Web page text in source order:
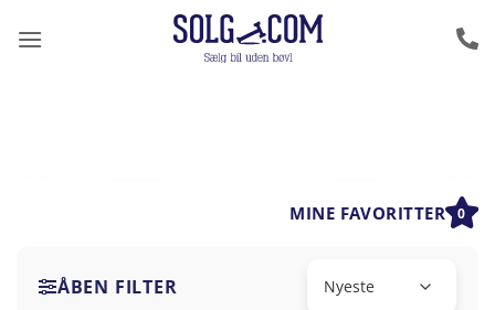
MINE FAVORITTER 0
ÅBEN FILTER